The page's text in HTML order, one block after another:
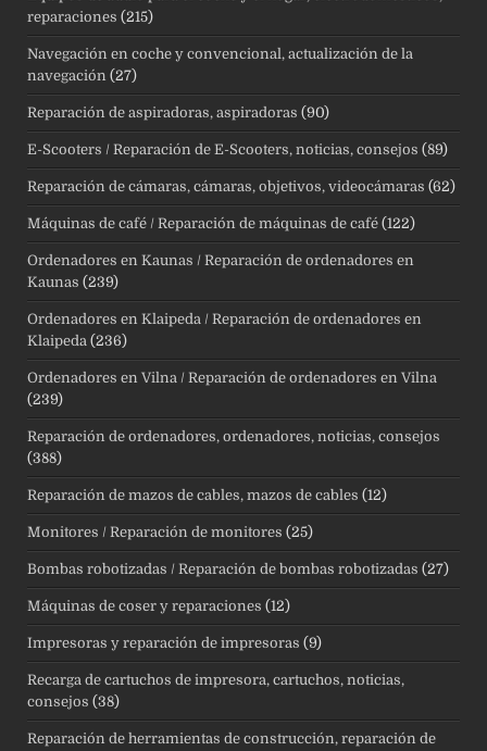
reparaciones (215)
Navegación en coche y convencional, actualización de la
navegación (27)
Reparación de aspiradoras, aspiradoras (90)
E-Scooters / Reparación de E-Scooters, noticias, consejos (89)
Reparación de cámaras, cámaras, objetivos, videocámaras (62)
Máquinas de café / Reparación de máquinas de café (122)
Ordenadores en Kaunas / Reparación de ordenadores en
Kaunas (239)
Ordenadores en Klaipeda / Reparación de ordenadores en
Klaipeda (236)
Ordenadores en Vilna / Reparación de ordenadores en Vilna
(239)
Reparación de ordenadores, ordenadores, noticias, consejos
(388)
Reparación de mazos de cables, mazos de cables (12)
Monitores / Reparación de monitores (25)
Bombas robotizadas / Reparación de bombas robotizadas (27)
Máquinas de coser y reparaciones (12)
Impresoras y reparación de impresoras (9)
Recarga de cartuchos de impresora, cartuchos, noticias,
consejos (38)
Reparación de herramientas de construcción, reparación de